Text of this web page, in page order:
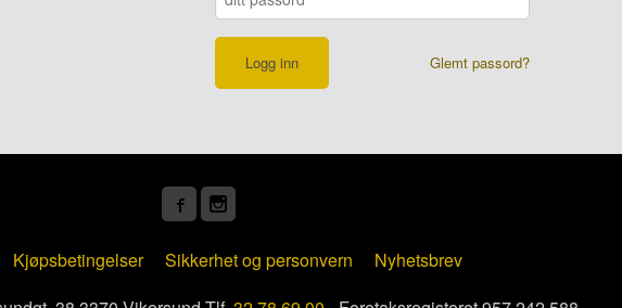
Glemt passord?
Kjøpsbetingelser Sikkerhet og personvern
Nyhetsbrev